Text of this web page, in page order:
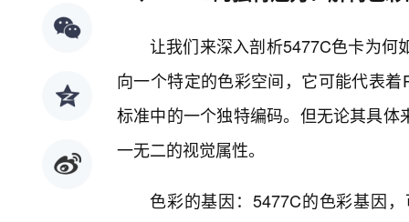
让我们来深入剖析5477C色卡为何
向一个特定的色彩空间，它可能代表
标准中的一个独特编码。但无论其具
一无二的视觉属性。
色彩的基因：5477C的色彩基因